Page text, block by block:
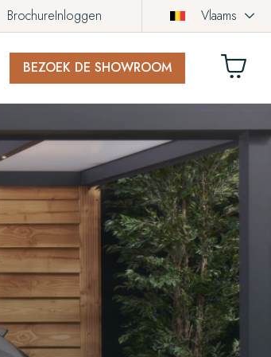
BrochureInloggen Vlaams
BEZOEK DE SHOWROOM
in uw winkelwagen.